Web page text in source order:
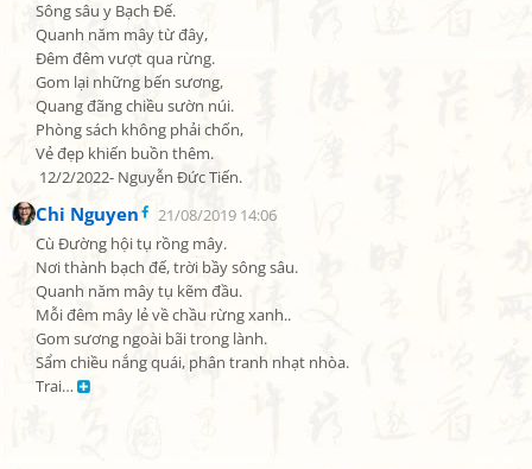
Sông sâu y Bạch Đế.
Quanh năm mây từ đây,
Đêm đêm vượt qua rừng.
Gom lại những bến sương,
Quang đãng chiều sườn núi.
Phòng sách không phải chốn,
Vẻ đẹp khiến buồn thêm.
12/2/2022- Nguyễn Đức Tiến.
Chi Nguyen
21/08/2019 14:06
Cù Đường hội tụ rồng mây.
Nơi thành bạch đế, trời bầy sông sâu.
Quanh năm mây tụ kẽm đầu.
Mỗi đêm mây lẻ về chầu rừng xanh..
Gom sương ngoài bãi trong lành.
Sẩm chiều nắng quái, phân tranh nhạt nhòa.
Trai…